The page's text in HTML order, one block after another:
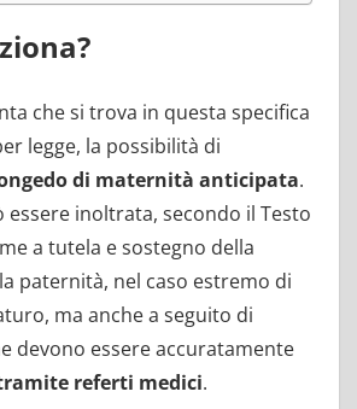
che si trova in questa specifica
legge, la possibilità di
di maternità anticipata.
essere inoltrata, secondo il Testo
a tutela e sostegno della
paternità, nel caso estremo di
ma anche a seguito di
devono essere accuratamente
referti medici.